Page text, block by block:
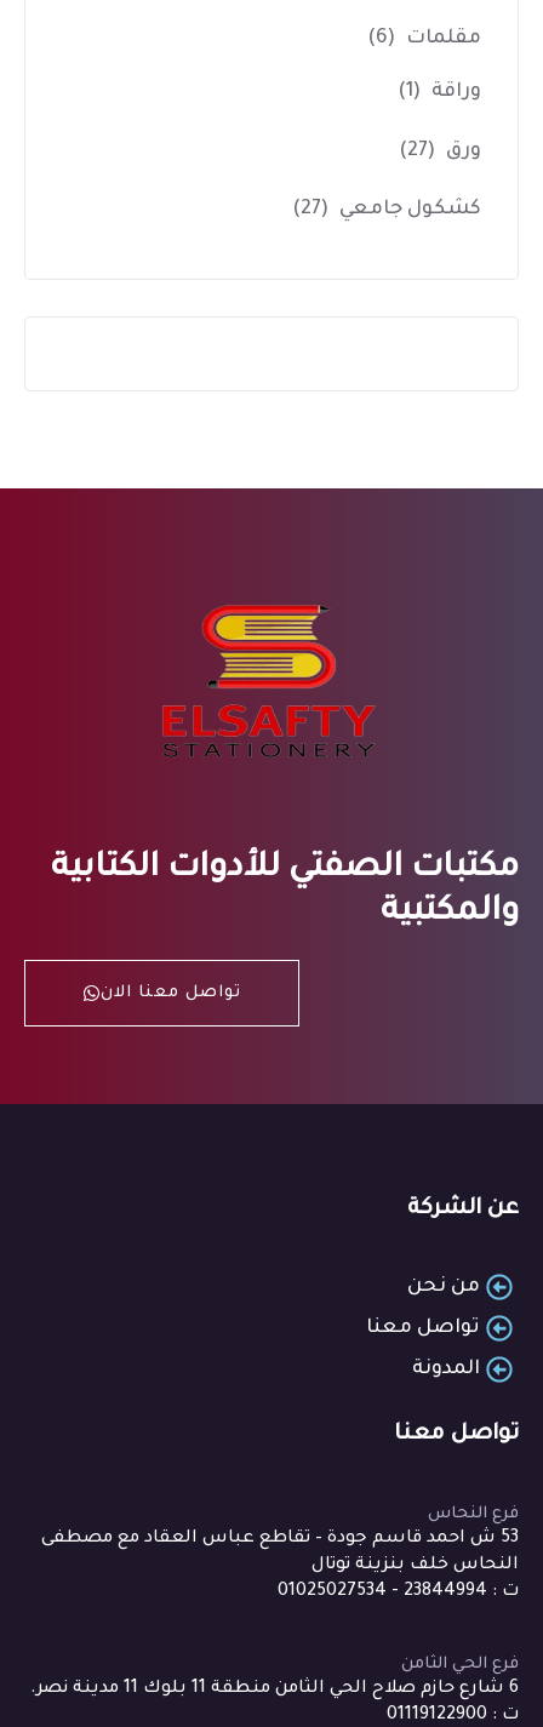
مقلمات (6)
وراقة (1)
ورق (27)
كشكول جامعي (27)
مكتبات الصفتي للأدوات الكتابية
والمكتبية
تواصل معنا الان
عن الشركة
من نحن
تواصل معنا
المدونة
تواصل معنا
فرع النحاس
53 ش احمد قاسم جودة – تقاطع عباس العقاد مع مصطفى
النحاس خلف بنزينة توتال
ت : 23844994 - 01025027534
فرع الحي الثامن
6 شارع حازم صلاح الحي الثامن منطقة 11 بلوك 11 مدينة نصر.
ت : 01119122900